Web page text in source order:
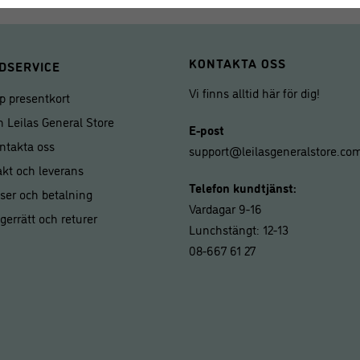
presentkort
Leilas General Store
oss
och leverans
och betalning
och returer
KONTAKTA OSS
Vi finns alltid här för dig!
E-post
Telefon kundtjänst:
Vardagar 9-16
Lunchstängt: 12-13
08-667 61 27